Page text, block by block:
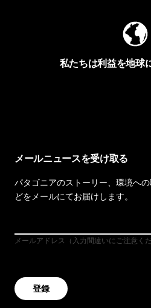
私たちは利益を地球
メールニュースを受け取る
パタゴニアのストーリー、環境へ
どをメールにてお届けします。
メールアドレス（入力間違いにご注意くだ
登録